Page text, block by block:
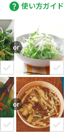
使い方ガイド